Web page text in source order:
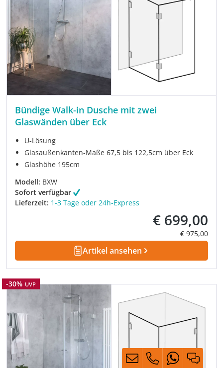
Bündige Walk-in Dusche mit zwei
Glaswänden über Eck
U-Lösung
Glasaußenkanten-Maße 67,5 bis 122,5cm über Eck
Glashöhe 195cm
Modell: BXW
Sofort verfügbar
Lieferzeit: 1-3 Tage oder 24h-Express
Verkaufspreis:
€ 699,00
Regulärer
€ 975,00
Artikel ansehen
Rabatt
-30% UVP